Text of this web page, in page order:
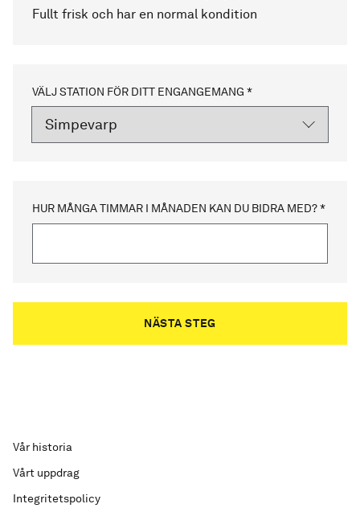
Fullt frisk och har en normal kondition
VÄLJ STATION FÖR DITT ENGANGEMANG *
HUR MÅNGA TIMMAR I MÅNADEN KAN DU BIDRA MED? *
Vår historia
Vårt uppdrag
Integritetspolicy